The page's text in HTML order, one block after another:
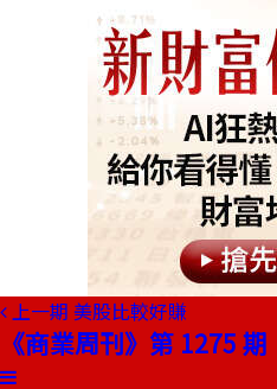
上一期 美股比較好賺
《商業周刊》第 1275 期